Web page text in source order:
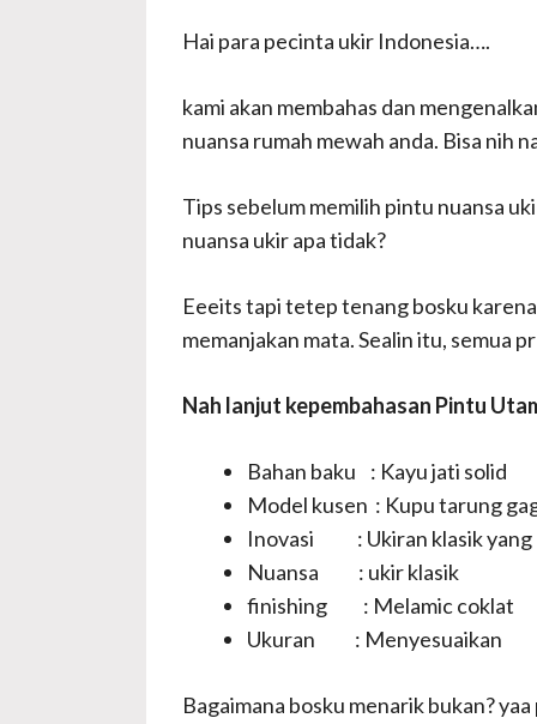
Hai para pecinta ukir Indonesia….
kami akan membahas dan
nuansa rumah mewah anda. Bisa nih
Tips sebelum memilih pintu nuansa
nuansa ukir apa tidak?
Eeeits tapi tetep tenang bosku
memanjakan mata. Sealin itu, semua
Nah lanjut kepembahasan Pintu
Bahan baku : Kayu jati solid
Model kusen : Kupu tarung
Inovasi : Ukiran klasik yang
Nuansa : ukir klasik
finishing : Melamic coklat
Ukuran : Menyesuaikan
Bagaimana bosku menarik bukan?